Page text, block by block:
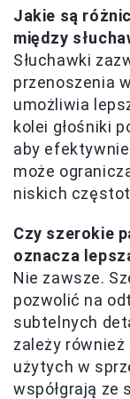
Jakie są
między
Słuchawki
przenoszenia
umożliwia
kolei głośniki
aby
może
niskich
Czy szerokie
oznacza
Nie zawsze.
pozwolić na
subtelnych
zależy
użytych w
współgrają ze